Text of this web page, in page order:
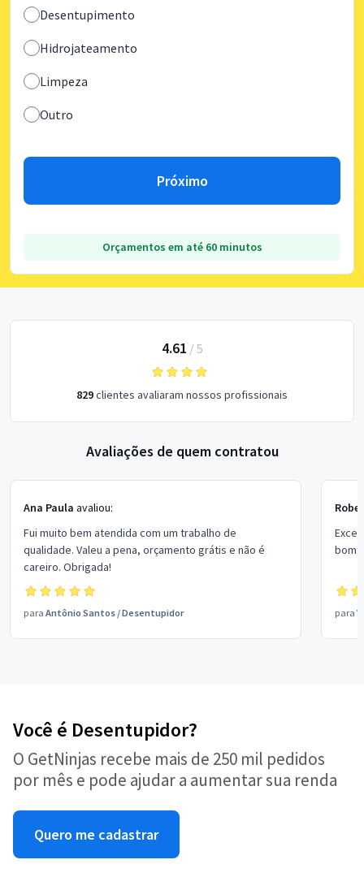
Desentupimento
Hidrojateamento
Limpeza
Outro
Próximo
Orçamentos em até 60 minutos
4.61 / 5
829clientes avaliaram nossos profissionais
Avaliações de quem contratou
Ana Paula avaliou:
Fui muito bem atendida com um trabalho de
qualidade. Valeu a pena, orçamento grátis e não é
careiro. Obrigada!
para Antônio Santos /Desentupidor
bom
para
Você é Desentupidor?
O GetNinjas recebe mais de 250 mil pedidos
por mês e pode ajudar a aumentar sua renda
Quero me cadastrar